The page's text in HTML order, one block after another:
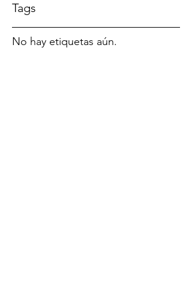
Tags
No hay etiquetas aún.